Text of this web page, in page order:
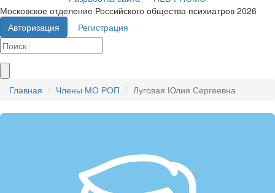
Московское отделение Российского общества психиатров 2026
Авторизация
Регистрация
Главная Члены МО РОП Луговая Юлия Сергеевна